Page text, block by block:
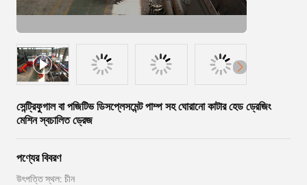
সেন্ট্রিফুগাল বা পজিটিভ ডিসপ্লেসমেন্ট পাম্প সহ ঘোরানো কাটার হেড ড্রেজিং
মেশিন স্বচালিত ড্রেজ
পণ্যের বিবরণ
উৎপত্তি স্থল: চীন